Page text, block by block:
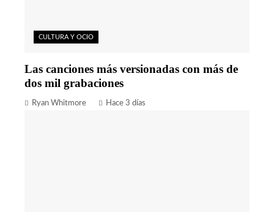
CULTURA Y OCIO
Las canciones más versionadas con más de
dos mil grabaciones
Ryan Whitmore Hace 3 días